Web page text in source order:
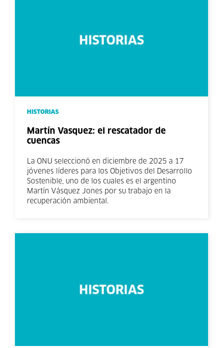
HISTORIAS
Martín Vasquez: el rescatador de
cuencas
La ONU seleccionó en diciembre de 2025 a 17
jóvenes líderes para los Objetivos del Desarrollo
Sostenible, uno de los cuales es el argentino
Martín Vásquez Jones por su trabajo en la
recuperación ambiental.